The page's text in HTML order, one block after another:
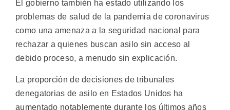
El gobierno también ha estado utilizando los
problemas de salud de la pandemia de coronavirus
como una amenaza a la seguridad nacional para
rechazar a quienes buscan asilo sin acceso al
debido proceso, a menudo sin explicación.
La proporción de decisiones de tribunales
denegatorias de asilo en Estados Unidos ha
aumentado notablemente durante los últimos años